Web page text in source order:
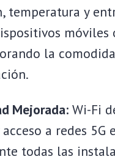
temperatura y
móviles
la
Mejorada: Wi-Fi
a redes 5G
todas las